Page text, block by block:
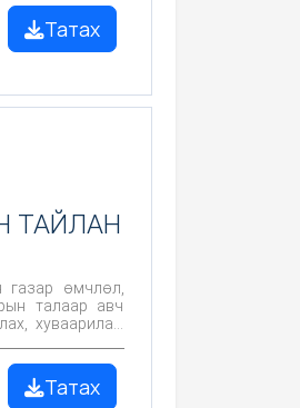
Татах
ТАЙЛАН
газар өмчлөл,
талаар авч
хуваарилах,
Татах